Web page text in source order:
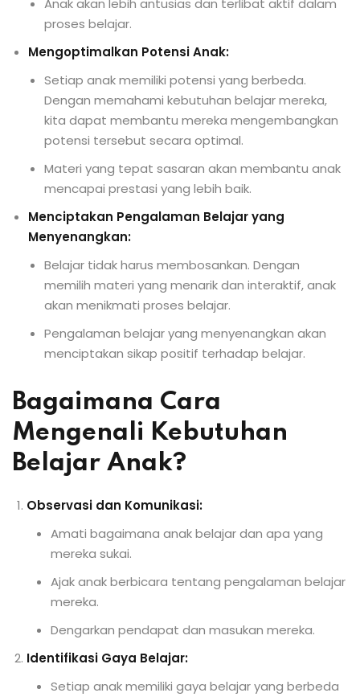
Anak akan lebih antusias dan terlibat aktif dalam
proses belajar.
Mengoptimalkan Potensi Anak:
Setiap anak memiliki potensi yang berbeda.
Dengan memahami kebutuhan belajar mereka,
kita dapat membantu mereka mengembangkan
potensi tersebut secara optimal.
Materi yang tepat sasaran akan membantu anak
mencapai prestasi yang lebih baik.
Menciptakan Pengalaman Belajar yang
Menyenangkan:
Belajar tidak harus membosankan. Dengan
memilih materi yang menarik dan interaktif, anak
akan menikmati proses belajar.
Pengalaman belajar yang menyenangkan akan
menciptakan sikap positif terhadap belajar.
Bagaimana Cara
Mengenali Kebutuhan
Belajar Anak?
Observasi dan Komunikasi:
Amati bagaimana anak belajar dan apa yang
mereka sukai.
Ajak anak berbicara tentang pengalaman belajar
mereka.
Dengarkan pendapat dan masukan mereka.
Identifikasi Gaya Belajar:
Setiap anak memiliki gaya belajar yang berbeda